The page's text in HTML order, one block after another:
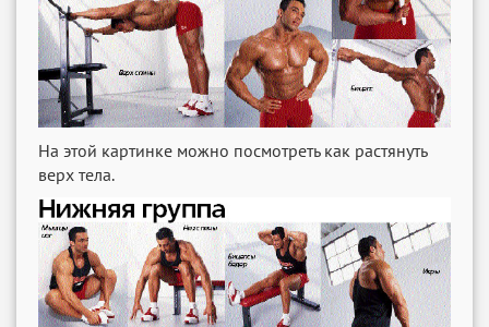
На этой картинке можно посмотреть как растянуть
верх тела.